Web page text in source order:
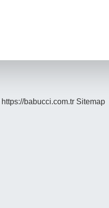
https://babucci.com.tr Sitemap